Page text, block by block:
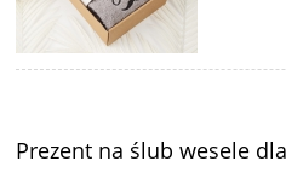
Prezent na ślub wesele